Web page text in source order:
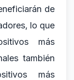
de
lo que
más
también
más